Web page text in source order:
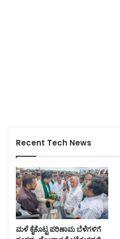
Recent Tech News
ಮಳೆ ಕೈಕೊಟ್ಟ ಪರಿಣಾಮ ಬೆಳೆಗಳಿಗೆ